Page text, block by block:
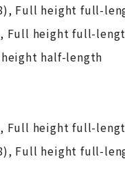
Full height full-
Full height full-
half-length
Full height full-
Full height full-